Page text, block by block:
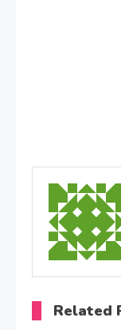
Related